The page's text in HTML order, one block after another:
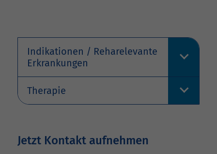
Indikationen / Reharelevante
Erkrankungen
Therapie
Jetzt Kontakt aufnehmen